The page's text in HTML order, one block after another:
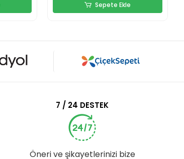
Sepete Ekle
7 / 24 DESTEK
Öneri ve şikayetlerinizi bize